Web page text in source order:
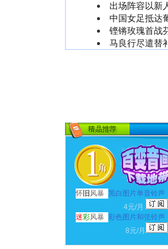
出场阵容以新
中国女足抵达
铿锵玫瑰首战
马良行尽遣替
怀 旧 风暴
黑白图片单音铃声
4元/月
迷彩风暴 彩色图片和弦铃声
8元/月